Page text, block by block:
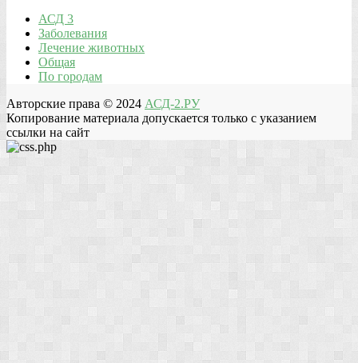
АСД 3
Заболевания
Лечение животных
Общая
По городам
Авторские права © 2024 АСД-2.РУ
Копирование материала допускается только с указанием
ссылки на сайт